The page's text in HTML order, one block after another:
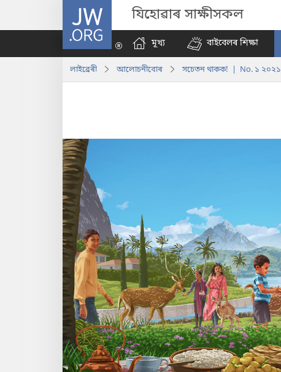
JW.ORG যিহোৱাৰ সাক্ষীসকল
মূখ্য
বাইবেলৰ শিক্ষা
লাইব্ৰেৰী আলোচনীবোৰ সচেতন থাকক! | No. ১ ২০২১